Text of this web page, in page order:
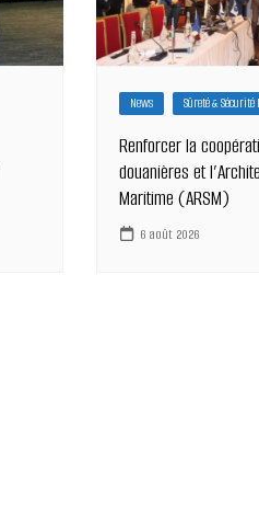
News Sûreté &
Renforcer la
douanières et
Maritime (ARSM)
6 août 2026